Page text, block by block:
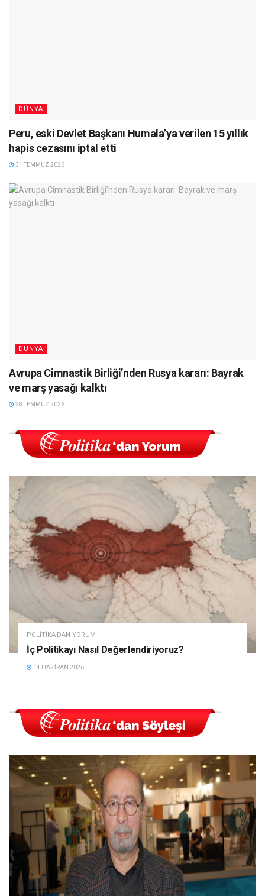
DÜNYA
Peru, eski Devlet Başkanı Humala’ya verilen 15 yıllık
hapis cezasını iptal etti
31 TEMMUZ 2026
DÜNYA
Avrupa Cimnastik Birliği’nden Rusya kararı: Bayrak
ve marş yasağı kalktı
28 TEMMUZ 2026
POLITIKA'DAN YORUM
İç Politikayı Nasıl Değerlendiriyoruz?
14 HAZIRAN 2026